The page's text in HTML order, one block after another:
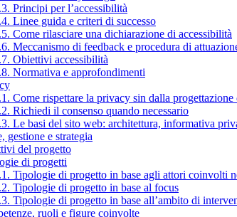
Principi per l’accessibilità
Linee guida e criteri di successo
Come rilasciare una dichiarazione di accessibilità
Meccanismo di feedback e procedura di
Obiettivi accessibilità
Normativa e approfondimenti
Come rispettare la privacy sin dalla
Richiedi il consenso quando necessario
Le basi del sito web: architettura, informativa
gestione e strategia
del progetto
di progetti
Tipologie di progetto in base agli attori coinvolti
Tipologie di progetto in base al focus
Tipologie di progetto in base all’ambito di
ruoli e figure coinvolte